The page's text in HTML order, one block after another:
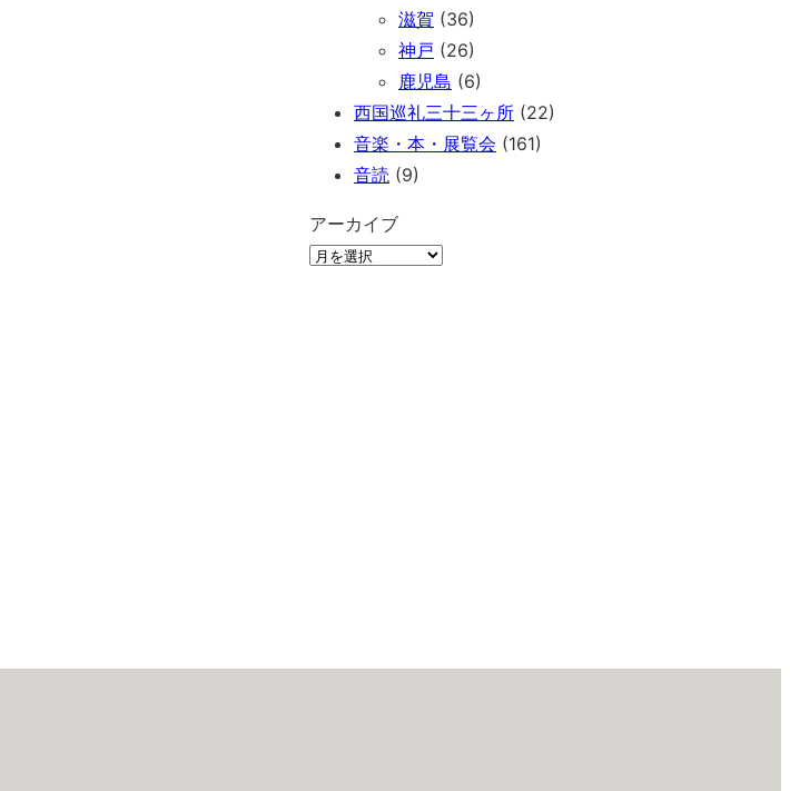
滋賀 (36)
神戸 (26)
鹿児島 (6)
西国巡礼三十三ヶ所 (22)
音楽・本・展覧会 (161)
音読 (9)
アーカイブ